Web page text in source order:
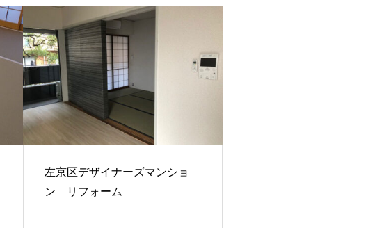
左京区デザイナーズマンショ
ン リフォーム